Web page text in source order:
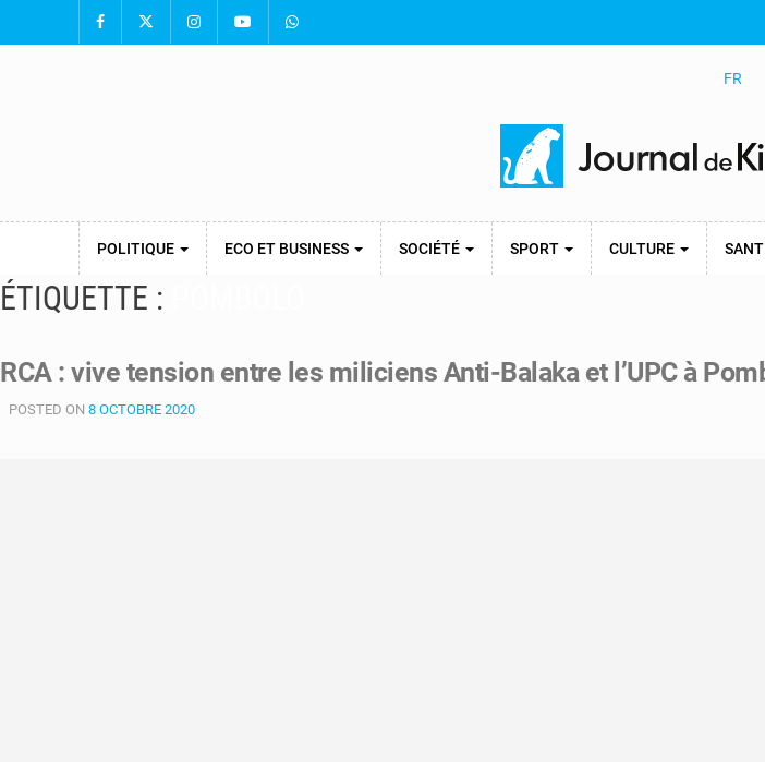
FR
POLITIQUE ECO ET BUSINESS SOCIÉTÉ SPORT CULTURE
ÉTIQUETTE :
RCA : vive tension entre les miliciens Anti-Balaka et l’UPC à
POSTED ON 8 OCTOBRE 2020